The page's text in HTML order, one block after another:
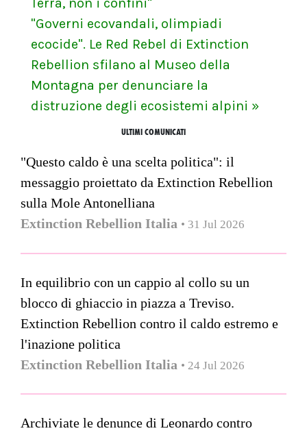
Terra, non i confini"
"Governi ecovandali, olimpiadi
ecocide". Le Red Rebel di Extinction
Rebellion sfilano al Museo della
Montagna per denunciare la
distruzione degli ecosistemi alpini »
ULTIMI COMUNICATI
"Questo caldo è una scelta politica": il
messaggio proiettato da Extinction Rebellion
sulla Mole Antonelliana
Extinction Rebellion Italia • 31 Jul 2026
In equilibrio con un cappio al collo su un
blocco di ghiaccio in piazza a Treviso.
Extinction Rebellion contro il caldo estremo e
l'inazione politica
Extinction Rebellion Italia • 24 Jul 2026
Archiviate le denunce di Leonardo contro